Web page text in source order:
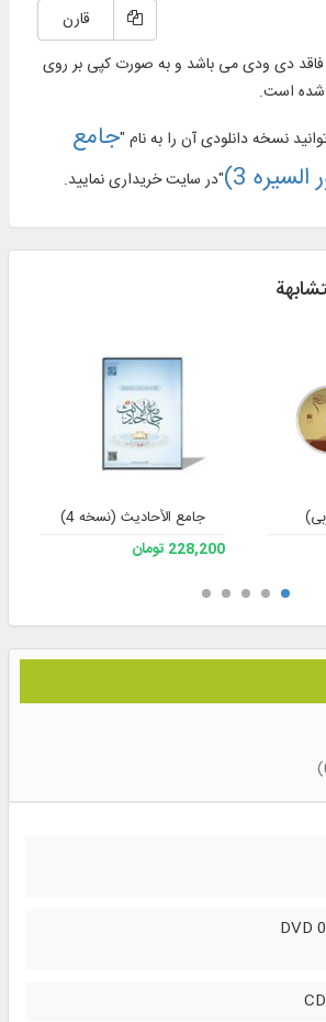
قارن
دی ودی می باشد و به صورت کپی بر روی
است.
نسخه دانلودی آن را به نام "جامع
3)
"در سایت خریداری نمایید.
جامع الأحادیث (نسخه 4)
228,200 تومان
0 DVD
CD